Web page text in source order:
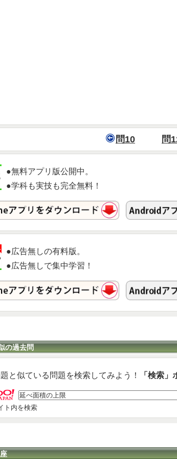
問10 問
●無料アプリ版公開中。
●学科も実技も完全無料！
●広告無しの有料版。
●広告無しで集中学習！
の過去問
と似ている問題を検索してみよう！ 「検索
ト内を検索